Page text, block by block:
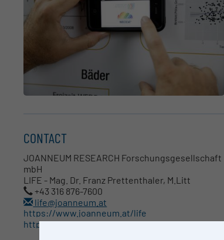
CONTACT
JOANNEUM RESEARCH Forschungsgesellschaft
mbH
LIFE - Mag. Dr. Franz Prettenthaler, M.Litt
+43 316 876-7600
life@joanneum.at
https://www.joanneum.at/life
https://www.wedda.at/